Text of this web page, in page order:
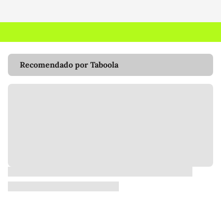
Recomendado por Taboola